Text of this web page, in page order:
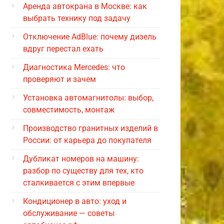
Аренда автокрана в Москве: как
выбрать технику под задачу
Отключение AdBlue: почему дизель
вдруг перестал ехать
Диагностика Mercedes: что
проверяют и зачем
Установка автомагнитолы: выбор,
совместимость, монтаж
Производство гранитных изделий в
России: от карьера до покупателя
Дубликат номеров на машину:
разбор по существу для тех, кто
сталкивается с этим впервые
Кондиционер в авто: уход и
обслуживание — советы